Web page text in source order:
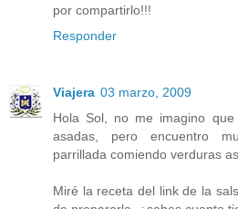
por compartirlo!!!
Responder
Viajera 03 marzo, 2009
Hola Sol, no me imagino
asadas, pero encuentro
parrillada comiendo verduras
Miré la receta del link de la